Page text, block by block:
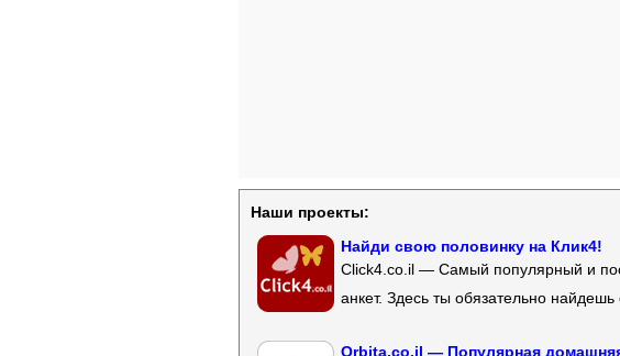
Наши проекты:
Найди свою половинку на Клик4!
Click4.co.il — Самый популярный и
анкет. Здесь ты обязательно
Orbita.co.il — Популярная